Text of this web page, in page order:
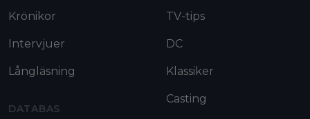
Krönikor
Intervjuer
Långläsning
DATABAS
TV-tips
DC
Klassiker
Casting